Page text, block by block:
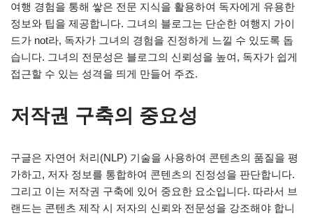
여행 경험을 통해 쌓은 전문 지식을 활용하여 독자에게 유용한
정보와 팁을 제공합니다. 그녀의 블로그는 단순한 여행지 가이
드가 not라, 독자가 그녀의 경험을 진정하게 느낄 수 있도록 돕
습니다. 그녀의 전문성은 블로그의 신뢰성을 높여, 독자가 쉽게
접근할 수 있는 성격을 띄게 만들어 주죠.
저작권 구축의 중요성
구글은 자연어 처리(NLP) 기술을 사용하여 콘텐츠의 품질을 평
가하고, 저자 정보를 통합하여 콘텐츠의 진정성을 판단합니다.
그리고 이는 저작권 구축에 있어 중요한 요소입니다. 따라서 브
랜드는 콘텐츠 제작 시 저자의 신뢰와 전문성을 강조해야 합니